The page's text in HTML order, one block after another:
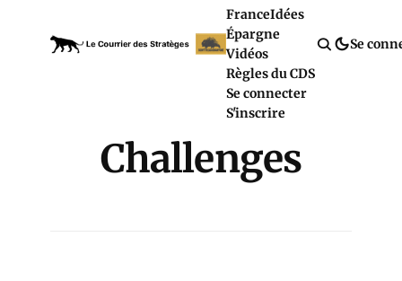
FranceIdées
Épargne
Vidéos
Règles du CDS
Se connecter
S'inscrire
Se
Challenges